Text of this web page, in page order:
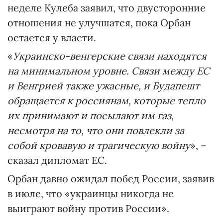
неделе Кулеба заявил, что двусторонние
отношения не улучшатся, пока Орбан
остается у власти.
«Украинско-венгерские связи находятся
на минимальном уровне. Связи между ЕС
и Венгрией также ужасные, и Будапешт
обращается к россиянам, которые тепло
их принимают и посылают им газ,
несмотря на то, что они повлекли за
собой кровавую и трагическую войну», –
сказал дипломат ЕС.
Орбан давно ожидал побед России, заявив
в июле, что «украинцы никогда не
выиграют войну против России».